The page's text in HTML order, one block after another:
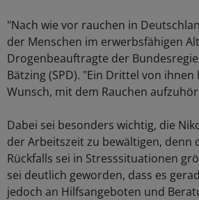
"Nach wie vor rauchen in
der Menschen im erwerbsfähigen
Drogenbeauftragte der
Bätzing (SPD). "Ein Drittel von
Wunsch, mit dem Rauchen
Dabei sei besonders wichtig, die
der Arbeitszeit zu bewältigen, denn
Rückfalls sei in Stresssituationen
sei deutlich geworden, dass es
jedoch an Hilfsangeboten und